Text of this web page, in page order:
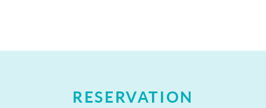
RESERVATION